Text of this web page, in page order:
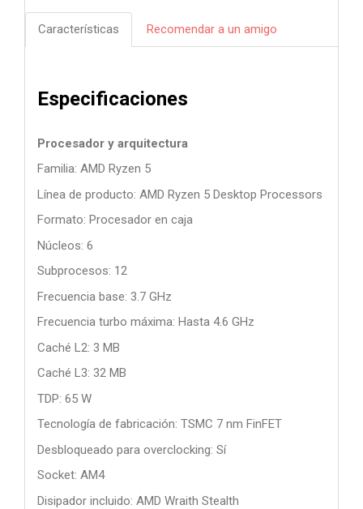
Características Recomendar a un amigo
Especificaciones
Procesador y arquitectura
Familia: AMD Ryzen 5
Línea de producto: AMD Ryzen 5 Desktop Processors
Formato: Procesador en caja
Núcleos: 6
Subprocesos: 12
Frecuencia base: 3.7 GHz
Frecuencia turbo máxima: Hasta 4.6 GHz
Caché L2: 3 MB
Caché L3: 32 MB
TDP: 65 W
Tecnología de fabricación: TSMC 7 nm FinFET
Desbloqueado para overclocking: Sí
Socket: AM4
Disipador incluido: AMD Wraith Stealth